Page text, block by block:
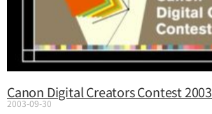
Canon Digital Creators Contest 2003
2003-09-30